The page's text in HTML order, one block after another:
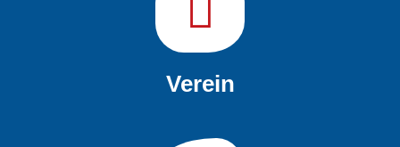
Verein